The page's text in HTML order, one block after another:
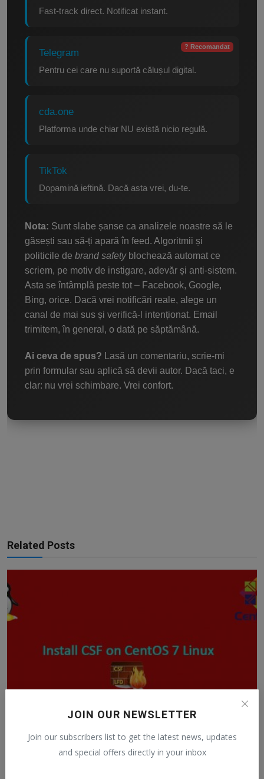
JOIN OUR NEWSLETTER
Join our subscribers list to get the latest news, updates
and special offers directly in your inbox
Fast-track direct. Notificat instant.
Telegram
? Recomandat
Pentru cei care nu suportă călușul digital.
cda.one
Platforma unde chiar NU există nicio regulă.
TikTok
Dopamină ieftină. Dacă asta vrei, du-te.
Nota: Sunt slabe șanse ca analizele noastre să le
găsești sau să-ți apară în feed. Algoritmii și
politicile de brand safetyblochează automat ce
scriem, pe motiv de instigare, adevăr și anti-sistem.
Asta se întâmplă peste tot – Facebook, Google,
Bing, orice. Dacă vrei notificări reale, alege un
canal de mai sus și verifică-l intenționat. Email
trimitem, în general, o dată pe săptămână.
Ai ceva de spus? Lasă un comentariu, scrie-mi
prin formular sau aplică să devii autor. Dacă taci, e
clar: nu vrei schimbare. Vrei confort.
Related Posts
Cum instalezi CSF pe Centos 7
Dec 30, 2020 0 672